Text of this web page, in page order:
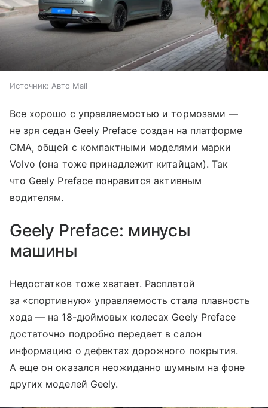
Источник: Авто Mail
Все хорошо с управляемостью и тормозами —
не зря седан Geely Preface создан на платформе
CMA, общей с компактными моделями марки
Volvo (она тоже принадлежит китайцам). Так
что Geely Preface понравится активным
водителям.
Geely Preface: минусы
машины
Недостатков тоже хватает. Расплатой
за «спортивную» управляемость стала плавность
хода — на 18-дюймовых колесах Geely Preface
достаточно подробно передает в салон
информацию о дефектах дорожного покрытия.
А еще он оказался неожиданно шумным на фоне
других моделей Geely.